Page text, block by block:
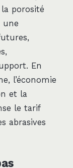
porosité
une
En
l’économie
et la
le tarif
abrasives